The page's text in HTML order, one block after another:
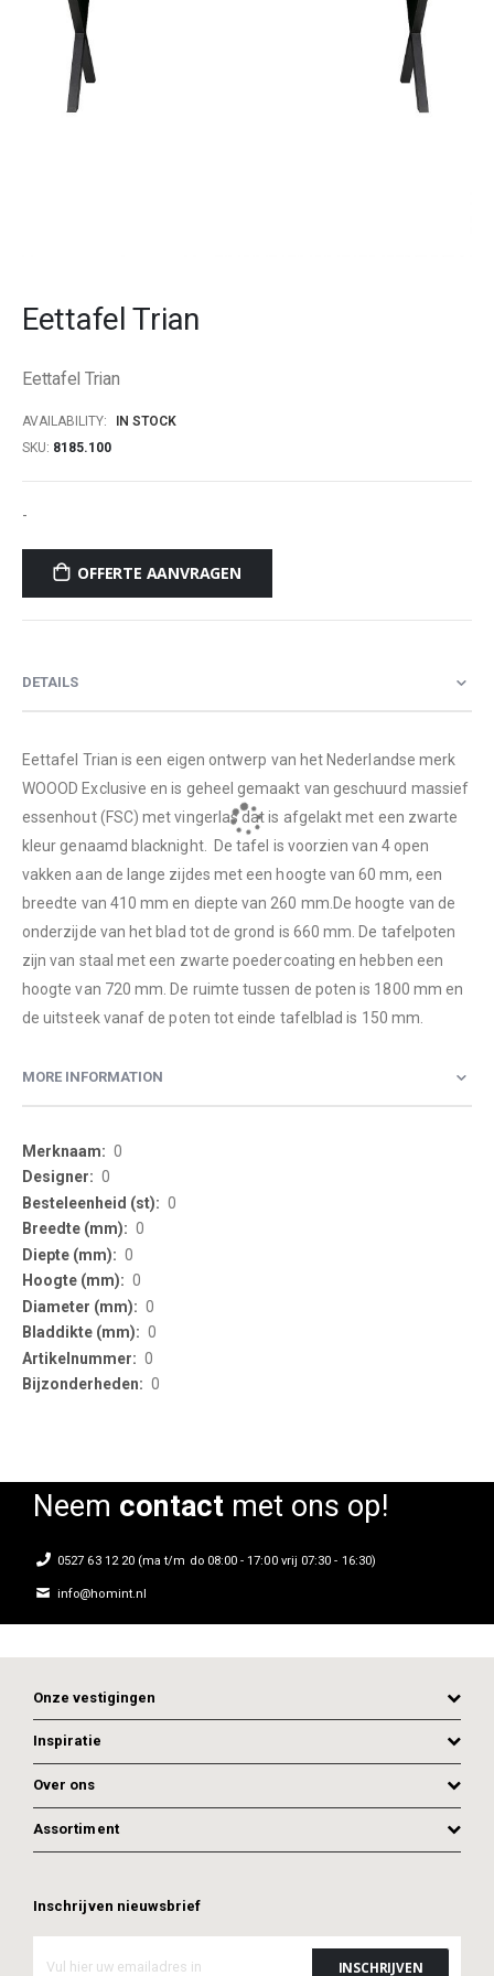
the
the
gallery
Eettafel Trian
Eettafel Trian
AVAILABILITY:
IN STOCK
SKU 8185.100
-
OFFERTE AANVRAGEN
DETAILS
Eettafel Trian is een eigen ontwerp van het Nederlandse merk
WOOOD Exclusive en is geheel gemaakt van geschuurd massief
essenhout (FSC) met vingerlas dat is afgelakt met een zwarte
kleur genaamd blacknight. De tafel is voorzien van 4 open
vakken aan de lange zijdes met een hoogte van 60 mm, een
breedte van 410 mm en diepte van 260 mm.De hoogte van de
onderzijde van het blad tot de grond is 660 mm. De tafelpoten
zijn van staal met een zwarte poedercoating en hebben een
hoogte van 720 mm. De ruimte tussen de poten is 1800 mm en
de uitsteek vanaf de poten tot einde tafelblad is 150 mm.
MORE INFORMATION
More
Information
0
0
0
0
0
0
0
0
0
0
Neem contactmet ons op!
0527 63 12 20 (ma t/m do 08:00 - 17:00 vrij 07:30 - 16:30)
info@homint.nl
Onze vestigingen
Inspiratie
Over ons
Assortiment
Inschrijven nieuwsbrief